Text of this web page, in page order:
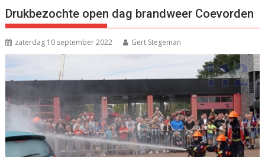
Drukbezochte open dag brandweer Coevorden
zaterdag 10 september 2022 Gert Stegeman